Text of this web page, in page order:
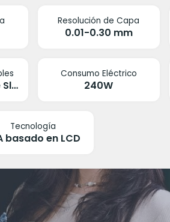
Resolución de Capa
0.01-0.30 mm
Chitubox, Lychee Slicer
Consumo Eléctrico
240W
Tecnología
basado en LCD